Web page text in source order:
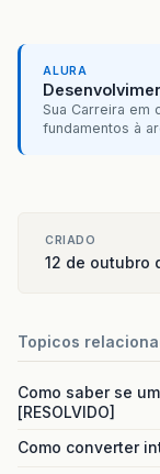
ALURA
Sua Carreira em
fundamentos à
CRIADO
12 de outubro
Topicos
Como saber se
[RESOLVIDO]
Como converter